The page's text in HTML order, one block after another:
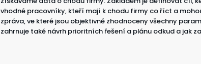
vhodné pracovníky, kteří mají k chodu firmy co říct a
zpráva, ve které jsou objektivně zhodnoceny všechny
zahrnuje také návrh prioritních řešení a plánu odkud a jak